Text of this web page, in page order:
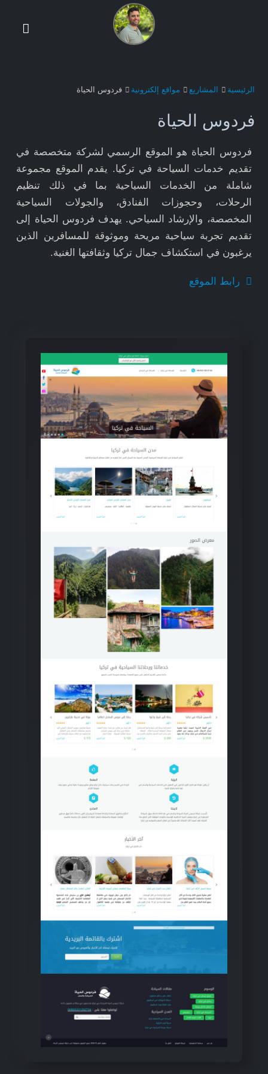
الرئيسية المشاريع مواقع إلكترونية فردوس الحياة
فردوس الحياة
فردوس الحياة هو الموقع الرسمي لشركة متخصصة في
تقديم خدمات السياحة في تركيا. يقدم الموقع مجموعة
شاملة من الخدمات السياحية بما في ذلك تنظيم
الرحلات، وحجوزات الفنادق، والجولات السياحية
المخصصة، والإرشاد السياحي. يهدف فردوس الحياة إلى
تقديم تجربة سياحية مريحة وموثوقة للمسافرين الذين
يرغبون في استكشاف جمال تركيا وثقافتها الغنية.
رابط الموقع